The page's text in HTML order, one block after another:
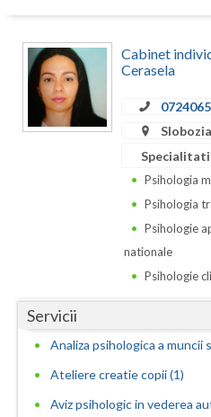
Bucuresti
Buzau
Calarasi
Dolj
Galati
Giurgiu
Cabinet
Cerasela
Slobozia
Psihologia
Psihologia
Psihologie
nationale
Psihologie
Servicii
Analiza psihologica a muncii
Ateliere creatie copii (1)
Aviz psihologic in vederea